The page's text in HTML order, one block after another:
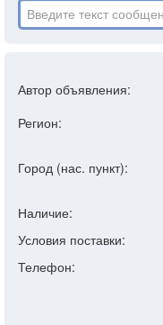
Автор объявления:
Регион:
Город (нас. пункт):
Наличие:
Условия поставки:
Телефон: